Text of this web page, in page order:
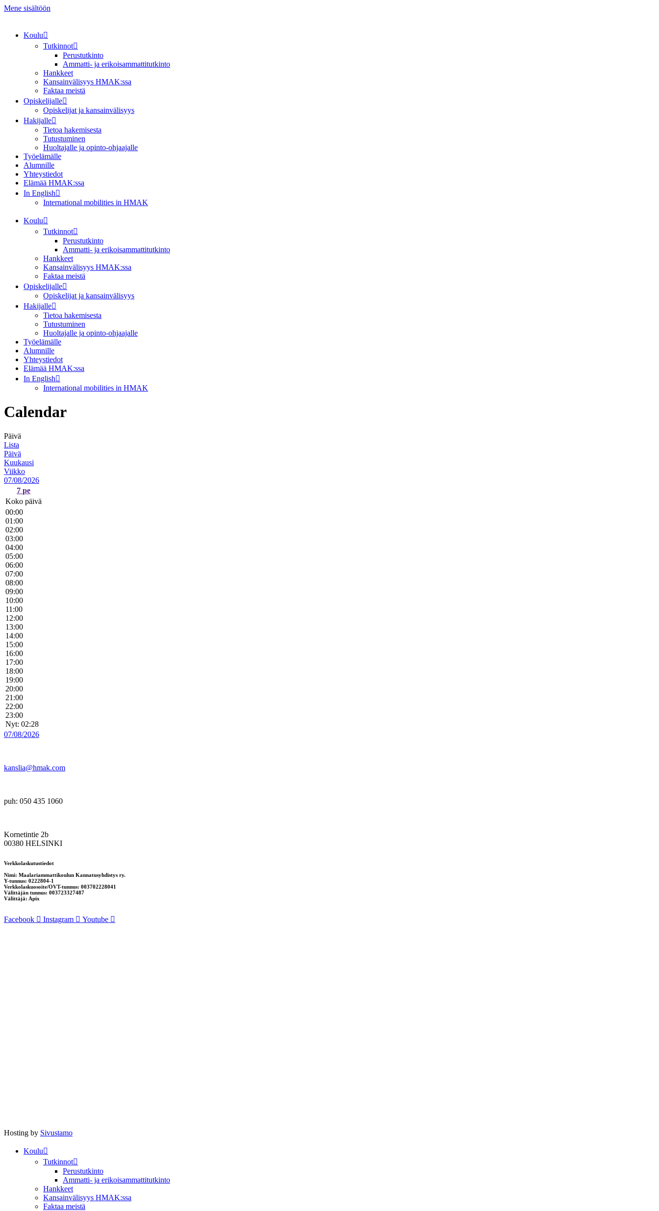
Mene sisältöön
Koulu
Tutkinnot
Perustutkinto
Ammatti- ja erikoisammattitutkinto
Hankkeet
Kansainvälisyys HMAK:ssa
Faktaa meistä
Opiskelijalle
Opiskelijat ja kansainvälisyys
Hakijalle
Tietoa hakemisesta
Tutustuminen
Huoltajalle ja opinto-ohjaajalle
Työelämälle
Alumnille
Yhteystiedot
Elämää HMAK:ssa
In English
International mobilities in HMAK
Koulu
Tutkinnot
Perustutkinto
Ammatti- ja erikoisammattitutkinto
Hankkeet
Kansainvälisyys HMAK:ssa
Faktaa meistä
Opiskelijalle
Opiskelijat ja kansainvälisyys
Hakijalle
Tietoa hakemisesta
Tutustuminen
Huoltajalle ja opinto-ohjaajalle
Työelämälle
Alumnille
Yhteystiedot
Elämää HMAK:ssa
In English
International mobilities in HMAK
Calendar
Päivä
Lista
Päivä
Kuukausi
Viikko
07/08/2026
7 pe
Koko päivä
00:00
01:00
02:00
03:00
04:00
05:00
06:00
07:00
08:00
09:00
10:00
11:00
12:00
13:00
14:00
15:00
16:00
17:00
18:00
19:00
20:00
21:00
22:00
23:00
Nyt: 02:28
07/08/2026
kanslia@hmak.com
puh: 050 435 1060
Kornetintie 2b
00380 HELSINKI
Verkkolaskutustiedot
Nimi: Maalariammattikoulun Kannatusyhdistys ry.
Y-tunnus: 0222804-1
Verkkolaskuosoite/OVT-tunnus: 003702228041
Välittäjän tunnus: 003723327487
Välittäjä: Apix
Facebook Instagram Youtube
Hosting by Sivustamo
Koulu
Tutkinnot
Perustutkinto
Ammatti- ja erikoisammattitutkinto
Hankkeet
Kansainvälisyys HMAK:ssa
Faktaa meistä